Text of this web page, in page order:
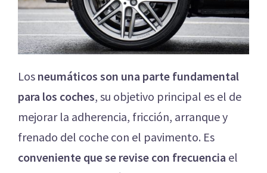
Los neumáticos son una parte fundamental
para los coches, su objetivo principal es el de
mejorar la adherencia, fricción, arranque y
frenado del coche con el pavimento. Es
conveniente que se revise con frecuencia el